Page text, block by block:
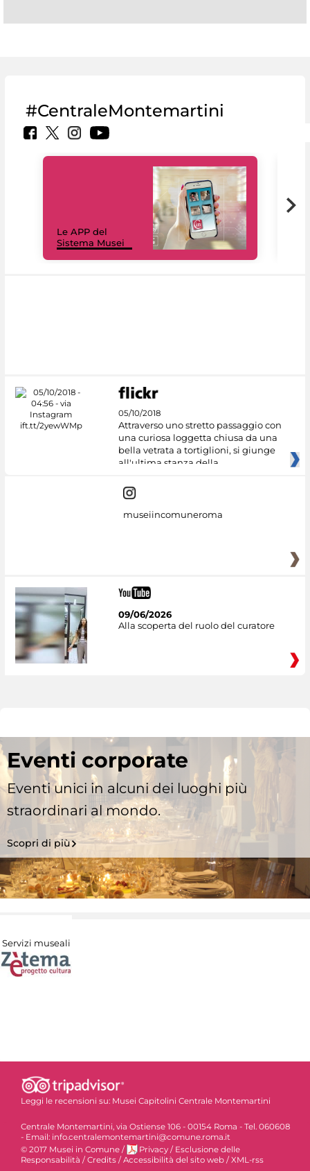
#CentraleMontemartini
Le APP del
Sistema Musei
05/10/2018
Attraverso uno stretto passaggio con
una curiosa loggetta chiusa da una
bella vetrata a tortiglioni, si giunge
all'ultima stanza della
museiincomuneroma
09/06/2026
Alla scoperta del ruolo del curatore
Eventi corporate
Eventi unici in alcuni dei luoghi più
straordinari al mondo.
Scopri di più
Servizi museali
Leggi le recensioni su: Musei Capitolini Centrale Montemartini
Centrale Montemartini, via Ostiense 106 - 00154 Roma - Tel. 060608
- Email: info.centralemontemartini@comune.roma.it
© 2017 Musei in Comune / Privacy / Esclusione delle
Responsabilità / Credits / Accessibilità del sito web / XML-rss